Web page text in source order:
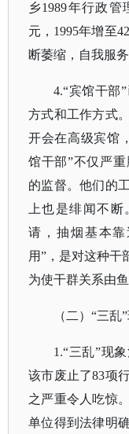
乡1989年行政管
元，1995年增至
断萎缩，自我服
4.“宾馆干部
方式和工作方式
开会在高级宾馆
馆干部”不仅严
的监督。他们的
上也是绯闻不
请，抽烟基本
用”，是对这种干
为使干群关系由
（二） “三乱
1.“三乱”现
该市废止了83项
之严重令人吃惊
单位得到法律明